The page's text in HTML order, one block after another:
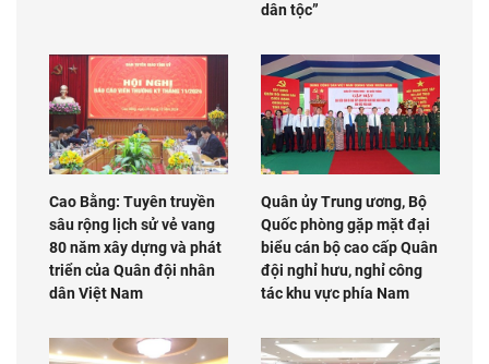
dân tộc”
Cao Bằng: Tuyên truyền
sâu rộng lịch sử vẻ vang
80 năm xây dựng và phát
triển của Quân đội nhân
dân Việt Nam
Quân ủy Trung ương, Bộ
Quốc phòng gặp mặt đại
biểu cán bộ cao cấp Quân
đội nghỉ hưu, nghỉ công
tác khu vực phía Nam